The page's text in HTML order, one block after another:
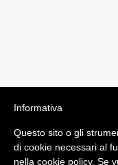
by
Termini e
Informativa
Questo sito o gli
di cookie necessari al
nella cookie policy. Se